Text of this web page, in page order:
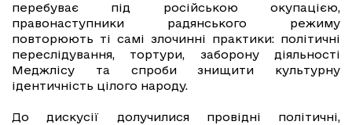
перебуває під російською окупацією,
правонаступники радянського режиму
повторюють ті самі злочинні практики: політичні
переслідування, тортури, заборону діяльності
Меджлісу та спроби знищити культурну
ідентичність цілого народу.
До дискусії долучилися провідні політичні,